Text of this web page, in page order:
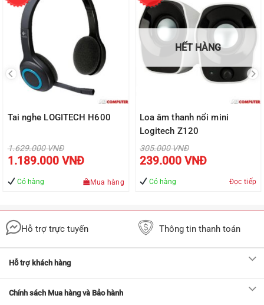
Tai nghe LOGITECH H600
1.629.000VNĐ
Giá
gốc
là:
1.189.000 VNĐ
là:
1.189.000 VNĐ.
Có hàng Mua hàng
HẾT HÀNG
Loa âm thanh nổi mini
Logitech Z120
305.000VNĐ
Giá
gốc
là:
239.000 VNĐ
239.000
Có hàng Đọc tiếp
Hỗ trợ trực tuyến Thông tin thanh toán
Hỗ trợ khách hàng
Chính sách Mua hàng và Bảo hành